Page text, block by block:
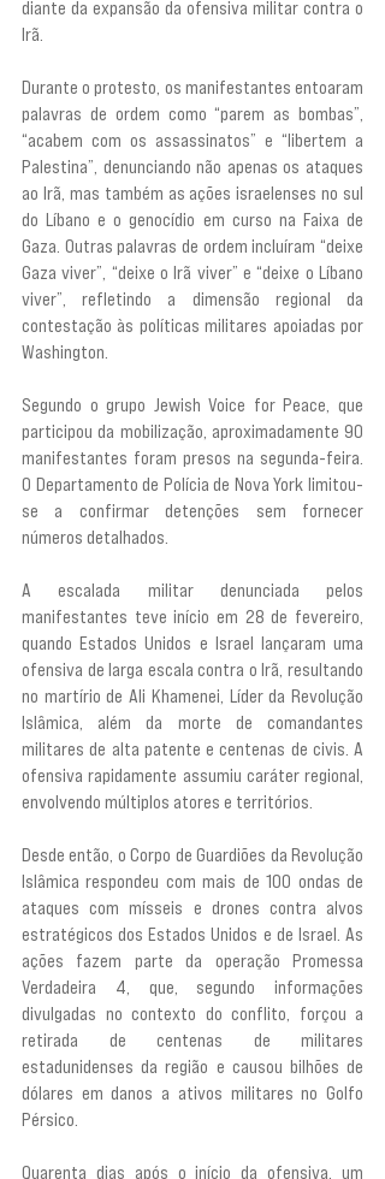
diante da expansão da ofensiva militar contra o
Irã.
Durante o protesto, os manifestantes entoaram
palavras de ordem como “parem as bombas”,
“acabem com os assassinatos” e “libertem a
Palestina”, denunciando não apenas os ataques
ao Irã, mas também as ações israelenses no sul
do Líbano e o genocídio em curso na Faixa de
Gaza. Outras palavras de ordem incluíram “deixe
Gaza viver”, “deixe o Irã viver” e “deixe o Líbano
viver”, refletindo a dimensão regional da
contestação às políticas militares apoiadas por
Washington.
Segundo o grupo Jewish Voice for Peace, que
participou da mobilização, aproximadamente 90
manifestantes foram presos na segunda-feira.
O Departamento de Polícia de Nova York limitou-
se a confirmar detenções sem fornecer
números detalhados.
A escalada militar denunciada pelos
manifestantes teve início em 28 de fevereiro,
quando Estados Unidos e Israel lançaram uma
ofensiva de larga escala contra o Irã, resultando
no martírio de Ali Khamenei, Líder da Revolução
Islâmica, além da morte de comandantes
militares de alta patente e centenas de civis. A
ofensiva rapidamente assumiu caráter regional,
envolvendo múltiplos atores e territórios.
Desde então, o Corpo de Guardiões da Revolução
Islâmica respondeu com mais de 100 ondas de
ataques com mísseis e drones contra alvos
estratégicos dos Estados Unidos e de Israel. As
ações fazem parte da operação Promessa
Verdadeira 4, que, segundo informações
divulgadas no contexto do conflito, forçou a
retirada de centenas de militares
estadunidenses da região e causou bilhões de
dólares em danos a ativos militares no Golfo
Pérsico.
Quarenta dias após o início da ofensiva, um